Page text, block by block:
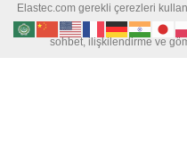
Elastec.com gerekli çerezleri
sohbet, ilişkilendirme ve